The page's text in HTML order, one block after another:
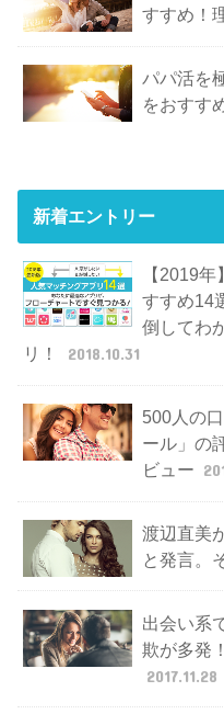
すすめ！
パパ活を
をおすす
新着エントリー
【2019
すすめ14
倒してわ
リ！
2018.10.31
500人の
ール」の
ビュー
渡辺直美
と発言。
出会い系
欺が多発
2017.11.28